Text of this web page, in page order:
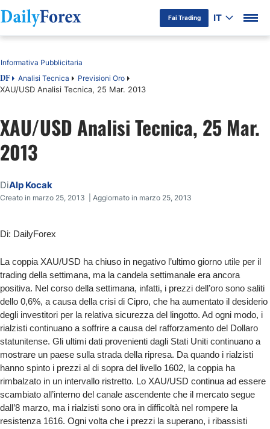
Fai Trading IT
Indice
DF Analisi Tecnica Previsioni Oro
XAU/USD Analisi Tecnica, 25 Mar. 2013
Informativa Pubblicitaria
XAU/USD Analisi Tecnica, 25 Mar.
2013
DiAlp Kocak
Creato in marzo 25, 2013 | Aggiornato in marzo 25, 2013
Di: DailyForex
La coppia XAU/USD ha chiuso in negativo l’ultimo giorno utile per il
trading della settimana, ma la candela settimanale era ancora
positiva. Nel corso della settimana, infatti, i prezzi dell’oro sono saliti
dello 0,6%, a causa della crisi di Cipro, che ha aumentato il desiderio
degli investitori per la relativa sicurezza del lingotto. Ad ogni modo, i
rialzisti continuano a soffrire a causa del rafforzamento del Dollaro
statunitense. Gli ultimi dati provenienti dagli Stati Uniti continuano a
mostrare un paese sulla strada della ripresa. Da quando i rialzisti
hanno spinto i prezzi al di sopra del livello 1602, la coppia ha
rimbalzato in un intervallo ristretto. Lo XAU/USD continua ad essere
scambiato all’interno del canale ascendente che il mercato segue
dall’8 marzo, ma i rialzisti sono ora in difficoltà nel rompere la
resistenza 1616. Ogni volta che i prezzi la superano, i ribassisti